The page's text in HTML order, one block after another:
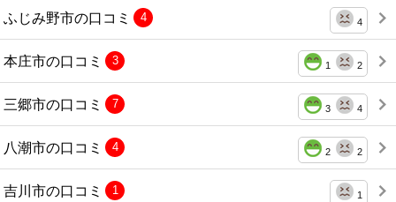
ふじみ野市の口コミ 4
4
本庄市の口コミ 1 2
3
三郷市の口コミ 3 4
7
八潮市の口コミ 2 2
4
吉川市の口コミ 1
1